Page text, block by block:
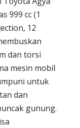
999 cc (1
12
dan torsi
mesin mobil
untuk
dan
gunung.